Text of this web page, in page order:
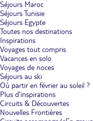
Séjours Maroc
Séjours Tunisie
Séjours Egypte
Toutes nos destinations
Inspirations
Voyages tout compris
Vacances en solo
Voyages de noces
Séjours au ski
Où partir en février au soleil ?
Plus d'inspirations
Circuits & Découvertes
Nouvelles Frontières